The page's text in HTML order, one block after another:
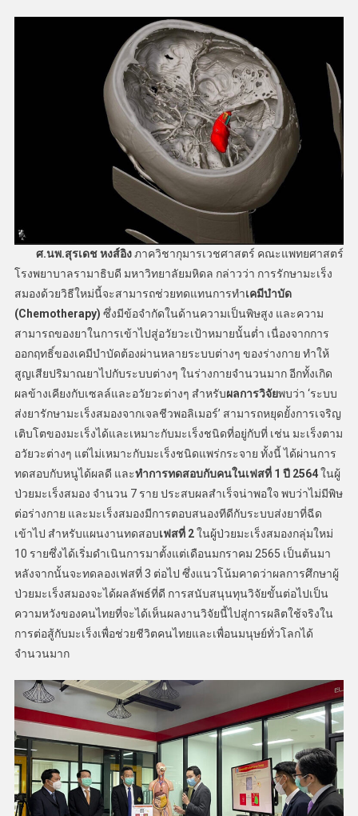
ศ.นพ.สุรเดช หงส์อิงภาควิชากุมารเวชศาสตร์ คณะแพทยศาสตร์
โรงพยาบาลรามาธิบดี มหาวิทยาลัยมหิดล กล่าวว่า การรักษามะเร็ง
สมองด้วยวิธีใหม่นี้จะสามารถช่วยทดแทนการทำเคมีบำบัด
(Chemotherapy) ซึ่งมีข้อจำกัดในด้านความเป็นพิษสูง และความ
สามารถของยาในการเข้าไปสู่อวัยวะเป้าหมายนั้นต่ำ เนื่องจากการ
ออกฤทธิ์ของเคมีบำบัดต้องผ่านหลายระบบต่างๆ ของร่างกาย ทำให้
สูญเสียปริมาณยาไปกับระบบต่างๆ ในร่างกายจำนวนมาก อีกทั้งเกิด
ผลข้างเคียงกับเซลล์และอวัยวะต่างๆ สำหรับผลการวิจัยพบว่า ‘ระบบ
ส่งยารักษามะเร็งสมองจากเจลชีวพอลิเมอร์’ สามารถหยุดยั้งการเจริญ
เติบโตของมะเร็งได้และเหมาะกับมะเร็งชนิดที่อยู่กับที่ เช่น มะเร็งตาม
อวัยวะต่างๆ แต่ไม่เหมาะกับมะเร็งชนิดแพร่กระจาย ทั้งนี้ ได้ผ่านการ
ทดสอบกับหนูได้ผลดี และทำการทดสอบกับคนในเฟสที่ 1 ปี 2564ในผู้
ป่วยมะเร็งสมอง จำนวน 7 ราย ประสบผลสำเร็จน่าพอใจ พบว่าไม่มีพิษ
ต่อร่างกาย และมะเร็งสมองมีการตอบสนองทีดีกับระบบส่งยาที่ฉีด
เข้าไป สำหรับแผนงานทดสอบเฟสที่ 2ในผู้ป่วยมะเร็งสมองกลุ่มใหม่
10 รายซึ่งได้เริ่มดำเนินการมาตั้งแต่เดือนมกราคม 2565 เป็นต้นมา
หลังจากนั้นจะทดลองเฟสที่ 3 ต่อไป ซึ่งแนวโน้มคาดว่าผลการศึกษาผู้
ป่วยมะเร็งสมองจะได้ผลลัพธ์ที่ดี การสนับสนุนทุนวิจัยขั้นต่อไปเป็น
ความหวังของคนไทยที่จะได้เห็นผลงานวิจัยนี้ไปสู่การผลิตใช้จริงใน
การต่อสู้กับมะเร็งเพื่อช่วยชีวิตคนไทยและเพื่อนมนุษย์ทั่วโลกได้
จำนวนมาก